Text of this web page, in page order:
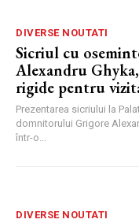
DIVERSE NOUTATI
Sicriul cu
Alexandru
rigide pentru
Prezentarea sicriului la
domnitorului Grigore
într-o...
DIVERSE NOUTATI